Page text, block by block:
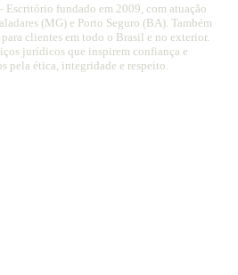
fundado em 2009, com atuação
(MG) e Porto Seguro (BA). Também
clientes em todo o Brasil e no exterior.
jurídicos que inspirem confiança e
pela ética, integridade e respeito.